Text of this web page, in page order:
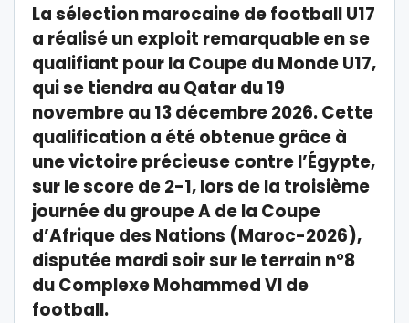
La sélection marocaine de football U17
a réalisé un exploit remarquable en se
qualifiant pour la Coupe du Monde U17,
qui se tiendra au Qatar du 19
novembre au 13 décembre 2026. Cette
qualification a été obtenue grâce à
une victoire précieuse contre l’Égypte,
sur le score de 2-1, lors de la troisième
journée du groupe A de la Coupe
d’Afrique des Nations (Maroc-2026),
disputée mardi soir sur le terrain n°8
du Complexe Mohammed VI de
football.